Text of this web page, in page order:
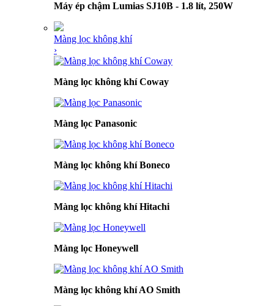
Máy ép chậm Lumias SJ10B - 1.8 lít, 250W
Màng lọc không khí
›
Màng lọc không khí Coway
Màng lọc Panasonic
Màng lọc không khí Boneco
Màng lọc không khí Hitachi
Màng lọc Honeywell
Màng lọc không khí AO Smith